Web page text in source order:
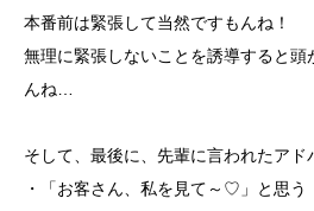
本番前は緊張して当然ですもんね！
無理に緊張しないことを誘導すると
んね…
そして、最後に、先輩に言われたアド
・「お客さん、私を見て～♡」と思う